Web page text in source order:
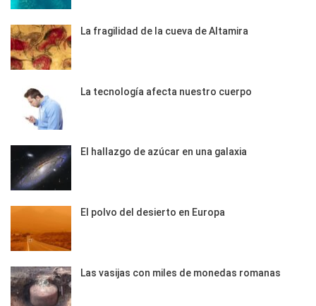
La fragilidad de la cueva de Altamira
La tecnología afecta nuestro cuerpo
El hallazgo de azúcar en una galaxia
El polvo del desierto en Europa
Las vasijas con miles de monedas romanas